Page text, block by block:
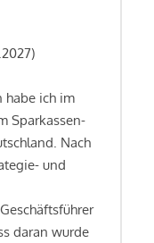
habe ich im
Sparkassen-
Nach
und
daran wurde